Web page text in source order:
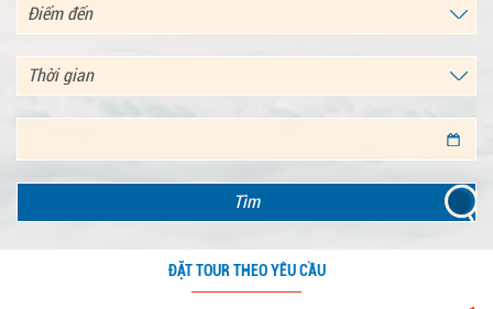
Tìm
ĐẶT TOUR THEO YÊU CẦU